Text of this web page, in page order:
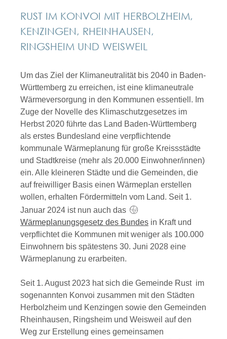
RUST IM KONVOI MIT HERBOLZHEIM,
KENZINGEN, RHEINHAUSEN,
RINGSHEIM UND WEISWEIL
Um das Ziel der Klimaneutralität bis 2040 in Baden-
Württemberg zu erreichen, ist eine klimaneutrale
Wärmeversorgung in den Kommunen essentiell. Im
Zuge der Novelle des Klimaschutzgesetzes im
Herbst 2020 führte das Land Baden-Württemberg
als erstes Bundesland eine verpflichtende
kommunale Wärmeplanung für große Kreissstädte
und Stadtkreise (mehr als 20.000 Einwohner/innen)
ein. Alle kleineren Städte und die Gemeinden, die
auf freiwilliger Basis einen Wärmeplan erstellen
wollen, erhalten Fördermitteln vom Land. Seit 1.
Januar 2024 ist nun auch das
Wärmeplanungsgesetz des Bundes in Kraft und
verpflichtet die Kommunen mit weniger als 100.000
Einwohnern bis spätestens 30. Juni 2028 eine
Wärmeplanung zu erarbeiten.
Seit 1. August 2023 hat sich die Gemeinde Rust im
sogenannten Konvoi zusammen mit den Städten
Herbolzheim und Kenzingen sowie den Gemeinden
Rheinhausen, Ringsheim und Weisweil auf den
Weg zur Erstellung eines gemeinsamen